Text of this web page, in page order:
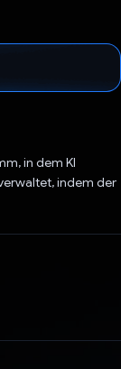
in dem KI
indem der